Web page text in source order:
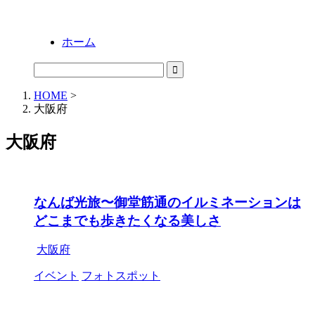
ホーム
HOME >
大阪府
大阪府
なんば光旅〜御堂筋通のイルミネーションは
どこまでも歩きたくなる美しさ
大阪府
イベント フォトスポット